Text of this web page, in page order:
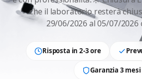
che il laboratorio resterà
29/06/2026 al 05/07/2026
Risposta in 2-3 ore
Garanzia 3 mesi